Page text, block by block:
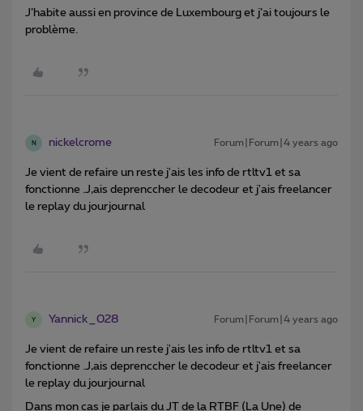
J’habite aussi en province de Luxembourg et j’ai toujours le
problème.
N nickelcrome Forum|Forum|4 years ago
Je vient de refaire un reste j'ais les info de rtltv1 et sa
fonctionne .J,ais deprenccher le decodeur et j'ais freelancer
le replay du jourjournal
Y Yannick_028 Forum|Forum|4 years ago
Je vient de refaire un reste j'ais les info de rtltv1 et sa
fonctionne .J,ais deprenccher le decodeur et j'ais freelancer
le replay du jourjournal
Dans mon cas je parlais du JT de la RTBF (La Une) de